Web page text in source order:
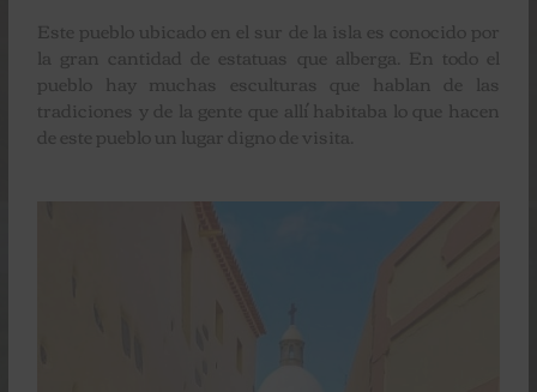
Este pueblo ubicado en el sur de la isla es conocido por
la gran cantidad de estatuas que alberga. En todo el
pueblo hay muchas esculturas que hablan de las
tradiciones y de la gente que allí habitaba lo que hacen
de este pueblo un lugar digno de visita.